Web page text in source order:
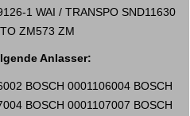
1 WAI / TRANSPO SND11630
ZM573 ZM
Anlasser:
BOSCH 0001106004 BOSCH
BOSCH 0001107007 BOSCH